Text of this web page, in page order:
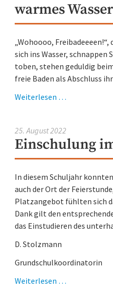
warmes Wasser
„Wohoooo,
sich ins Wasser,
toben, stehen geduldig
freie Baden als Abschluss
Weiterlesen …
–
Schwimmen,
Sonne,
Wasser
25. August 2022
Einschulung
In diesem Schuljahr
auch der Ort der
Platzangebot fühlten sich
Dank gilt den
das Einstudieren des
D. Stolzmann
Grundschulkoordinatorin
Weiterlesen …Einschulung